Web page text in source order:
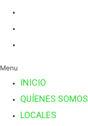
Menu
INICIO
QUÍENES SOMOS
LOCALES